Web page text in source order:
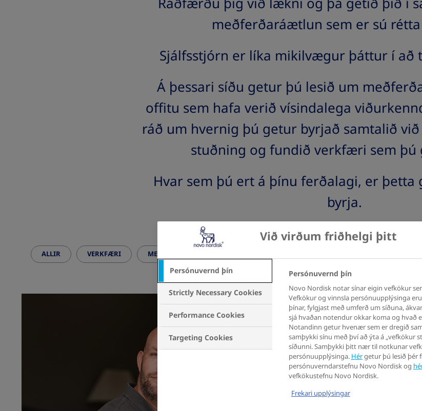
meðferðaráætlun sem er sú
Sjálfsstjórn er líka mikilvægur þáttur í að
Á þessari síðu getur þú lesið um
offitu sem hafa verið vísindalega
ráð um hvernig þú getur byrjað samtalið
stuðning og fundið verkfæri sem þú
Hvar sem þú ert á þínu ferðalagi, er
byrja.
ALLIR VERKFÆRI MEÐFERÐ
ÞYNGDARSTJÓRNUN
Við virðum friðhelgi þitt
Persónuvernd þín
Strictly Necessary Cookies
Performance Cookies
Targeting Cookies
Persónuvernd þín
Novo Nordisk notar sínar eigin vefkökur
Vefkökur og vinnsla persónuupplýsinga
þínar, fylgjast með umferð um síðuna,
sjá hvaðan notendur okkar koma og hvað
Notandinn getur hvenær sem er dregið
samþykki sínu með því að ýta á „vefkökur
síðunni. Samþykki þitt nær til notkunar
persónuupplýsinga. Hérgetur þú lesið þér
persónuverndarstefnu Novo Nordisk og
vefkökustefnu Novo Nordisk.
Frekari upplýsingar